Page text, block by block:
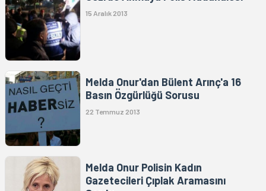
15 Aralık 2013
Melda Onur'dan Bülent Arınç'a 16
Basın Özgürlüğü Sorusu
22 Temmuz 2013
Melda Onur Polisin Kadın
Gazetecileri Çıplak Aramasını